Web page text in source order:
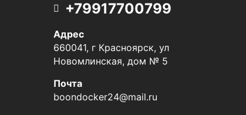
+79917700799
Адрес
660041, г Красноярск, ул
Новомлинская, дом № 5
Почта
boondocker24@mail.ru